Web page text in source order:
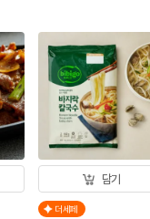
담기
더세페